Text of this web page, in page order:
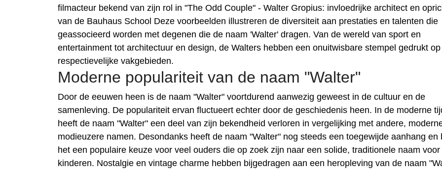
filmacteur bekend van zijn rol in "The Odd Couple" - Walter Gropius: invloedrijke architect en
van de Bauhaus School Deze voorbeelden illustreren de diversiteit aan prestaties en talenten die
geassocieerd worden met degenen die de naam 'Walter' dragen. Van de wereld van sport en
entertainment tot architectuur en design, de Walters hebben een onuitwisbare stempel gedrukt op
respectievelijke vakgebieden.
Moderne populariteit van de naam "Walter"
Door de eeuwen heen is de naam "Walter" voortdurend aanwezig geweest in de cultuur en de
samenleving. De populariteit ervan fluctueert echter door de geschiedenis heen. In de moderne
heeft de naam "Walter" een deel van zijn bekendheid verloren in vergelijking met andere,
modieuzere namen. Desondanks heeft de naam "Walter" nog steeds een toegewijde aanhang en
het een populaire keuze voor veel ouders die op zoek zijn naar een solide, traditionele naam voor
kinderen. Nostalgie en vintage charme hebben bijgedragen aan een heropleving van de naam